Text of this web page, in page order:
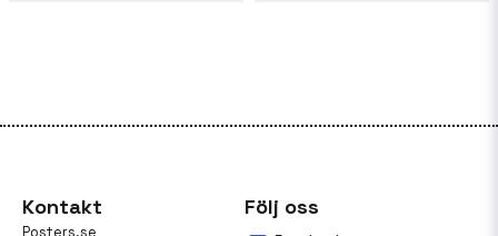
Kontakt
Posters.se
Följ oss